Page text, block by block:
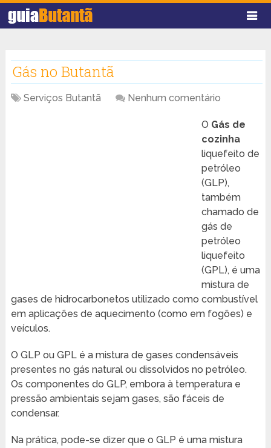
Gás no Butantã
Serviços Butantã Nenhum comentário
O Gás de
cozinha
liquefeito de
petróleo
(GLP),
também
chamado de
gás de
petróleo
liquefeito
(GPL), é uma
mistura de
gases de hidrocarbonetos utilizado como combustível
em aplicações de aquecimento (como em fogões) e
veículos.
O GLP ou GPL é a mistura de gases condensáveis
presentes no gás natural ou dissolvidos no petróleo.
Os componentes do GLP, embora à temperatura e
pressão ambientais sejam gases, são fáceis de
condensar.
Na prática, pode-se dizer que o GLP é uma mistura